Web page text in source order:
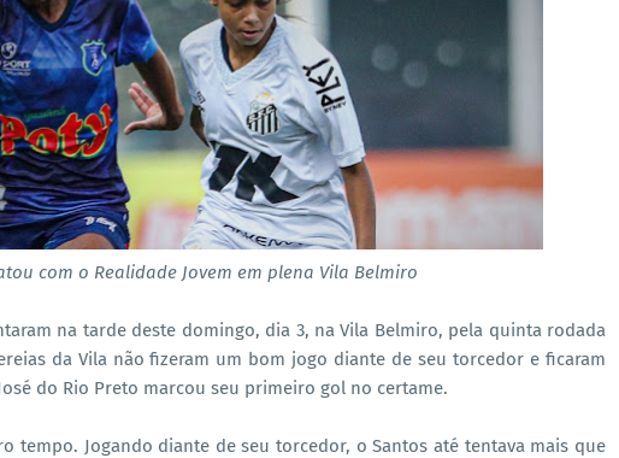
com o Realidade Jovem em plena Vila Belmiro
na tarde deste domingo, dia 3, na Vila Belmiro, pela quinta rodada
da Vila não fizeram um bom jogo diante de seu torcedor e ficaram
do Rio Preto marcou seu primeiro gol no certame.
tempo. Jogando diante de seu torcedor, o Santos até tentava mais que